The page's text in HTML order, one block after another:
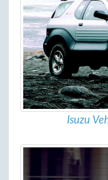
Isuzu